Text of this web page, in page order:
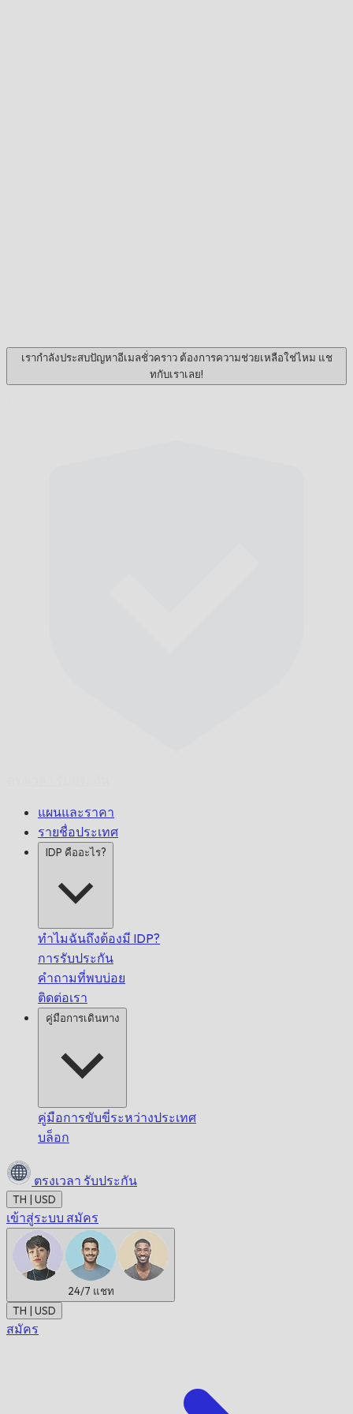
เรากำลังประสบปัญหาอีเมลชั่วคราว ต้องการความช่วยเหลือใช่ไหม แช
ทกับเราเลย!
แผนและราคา
รายชื่อประเทศ
IDP คืออะไร?
ทำไมฉันถึงต้องมี IDP?
การรับประกัน
คำถามที่พบบ่อย
ติดต่อเรา
คู่มือการเดินทาง
คู่มือการขับขี่ระหว่างประเทศ
บล็อก
ตรงเวลา รับประกัน
TH | USD
เข้าสู่ระบบ สมัคร
24/7 แชท
TH | USD
สมัคร